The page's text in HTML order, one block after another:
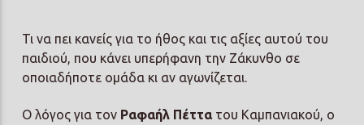
Τι να πει κανείς για το ήθος και τις αξίες αυτού του
παιδιού, που κάνει υπερήφανη την Ζάκυνθο σε
οποιαδήποτε ομάδα κι αν αγωνίζεται.
Ο λόγος για τον Ραφαήλ Πέττατου Καμπανιακού, ο